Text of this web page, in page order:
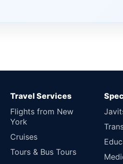
Travel Services
Flights from New
York
Cruises
Tours & Bus Tours